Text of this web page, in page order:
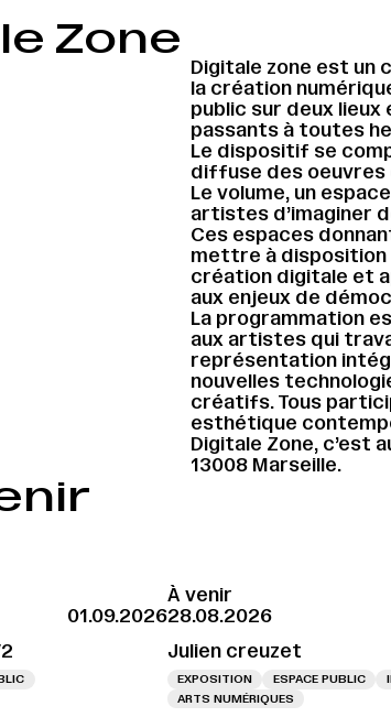
Zone
Digitale zone est un
la création
public sur deux lieux
passants à toutes
Le dispositif se
diffuse des oeuvres
Le volume, un
artistes d’imaginer
Ces espaces
mettre à disposition
création digitale et
aux enjeux de
La programmation
aux artistes qui
représentation
nouvelles
créatifs. Tous
esthétique
Digitale Zone, c’est
13008 Marseille.
01.09.2026
À venir
28.08.2026
Julien creuzet
EXPOSITION ESPACE PUBLIC
ARTS NUMÉRIQUES